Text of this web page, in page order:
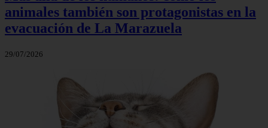
animales también son protagonistas en la
evacuación de La Marazuela
29/07/2026